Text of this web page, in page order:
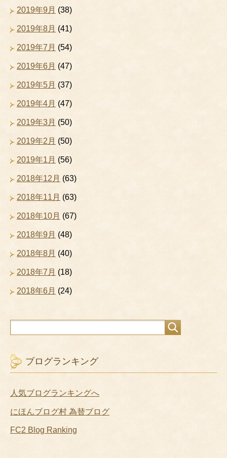
2019年9月 (38)
2019年8月 (41)
2019年7月 (54)
2019年6月 (47)
2019年5月 (37)
2019年4月 (47)
2019年3月 (50)
2019年2月 (50)
2019年1月 (56)
2018年12月 (63)
2018年11月 (63)
2018年10月 (67)
2018年9月 (48)
2018年8月 (40)
2018年7月 (18)
2018年6月 (24)
ブログランキング
人気ブログランキングへ
にほんブログ村 為替ブログ
FC2 Blog Ranking